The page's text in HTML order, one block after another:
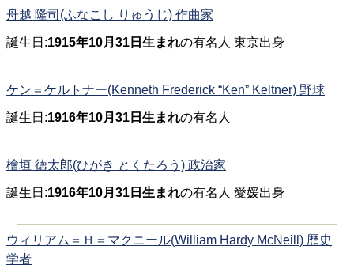
舟越 隆司(ふなこし りゅうじ) 作曲家
誕生日:1915年10月31日生まれの有名人 東京出身
ケン＝ケルトナー(Kenneth Frederick “Ken” Keltner) 野球
誕生日:1916年10月31日生まれの有名人
檜垣 徳太郎(ひがき とくたろう) 政治家
誕生日:1916年10月31日生まれの有名人 愛媛出身
ウィリアム＝Ｈ＝マクニール(William Hardy McNeill) 歴史
学者